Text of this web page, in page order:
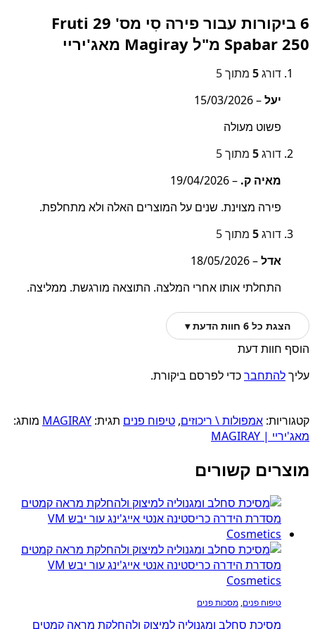
6 ביקורות עבור
פירה סִי מס' 29 Fruti
Spabar 250 מ"ל Magiray מאג'יריי
דורג5 מתוך 5
יעל–
15/03/2026
פשוט מעולה
דורג5 מתוך 5
מאיה ק. –
19/04/2026
פירה מצוינת. שנים על המוצרים האלה ולא מתחלפת.
דורג5 מתוך 5
אדל–
18/05/2026
התחלתי אותו אחרי המלצה. התוצאה מורגשת. ממליצה.
הצגת כל 6 חוות הדעת ▾
הוסף חוות דעת
עליךלהתחברכדי לפרסם ביקורת.
קטגוריות: אמפולות \ ריכוזים, טיפוח פנים תגית: MAGIRAY מותג:
מאג'יריי | MAGIRAY
מוצרים קשורים
טיפוח פנים, מסכות פנים
מסיכת סחלב ומגנוליה למיצוק ולהחלקת מראה קמטים